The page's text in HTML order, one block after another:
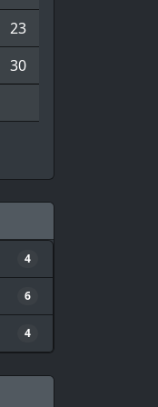
23
30
4
6
4